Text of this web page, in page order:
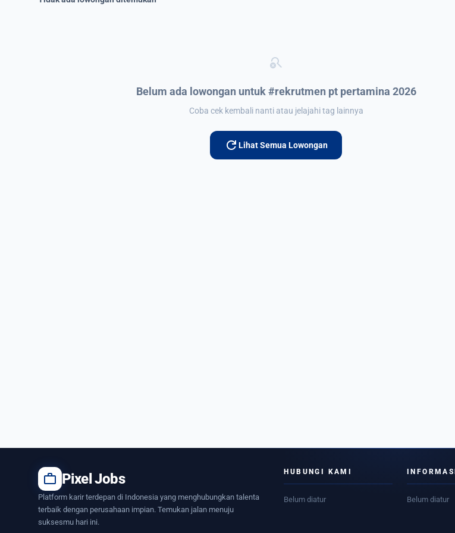
search_off
Belum ada lowongan untuk #rekrutmen pt pertamina 2026
Coba cek kembali nanti atau jelajahi tag lainnya
refresh Lihat Semua Lowongan
work Pixel Jobs
Platform karir terdepan di Indonesia yang menghubungkan talenta
terbaik dengan perusahaan impian. Temukan jalan menuju
suksesmu hari ini.
HUBUNGI KAMI
Belum diatur
INFORMASI
Belum diatur